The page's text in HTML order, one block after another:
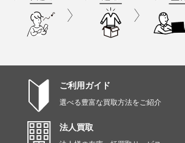
ご利用ガイド
選べる豊富な買取方法をご紹介
法人買取